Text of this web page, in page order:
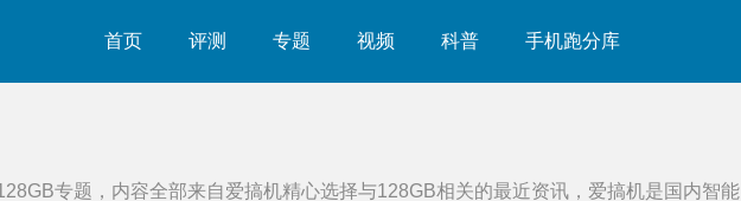
首页 评测 专题 视频 科普 手机跑分库
专题，内容全部来自爱搞机精心选择与128GB相关的最近资讯，爱搞机是国内智能